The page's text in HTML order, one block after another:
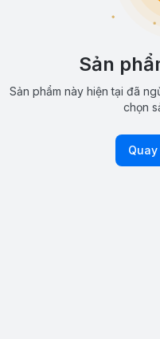
Sản
Sản phẩm này hiện tại đã
chọn